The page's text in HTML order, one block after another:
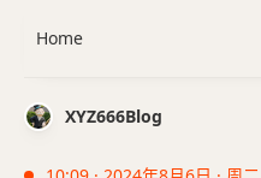
XYZ666Blog
Home